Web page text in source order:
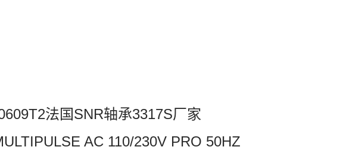
法国SNR轴承3317S厂家
AC 110/230V PRO 50HZ